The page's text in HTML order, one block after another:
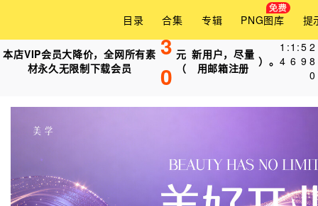
本店VIP会员大降价，全网所有素
材永久无限制下载会员
3
0
元
（
新用户，尽量
用邮箱注册
）。
1
4
:1
6
:5
8
8
3
0
目录 合集 专辑 PNG图库 提